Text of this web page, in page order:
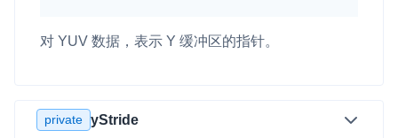
对 YUV 数据，表示 Y 缓冲区的指针。
private yStride